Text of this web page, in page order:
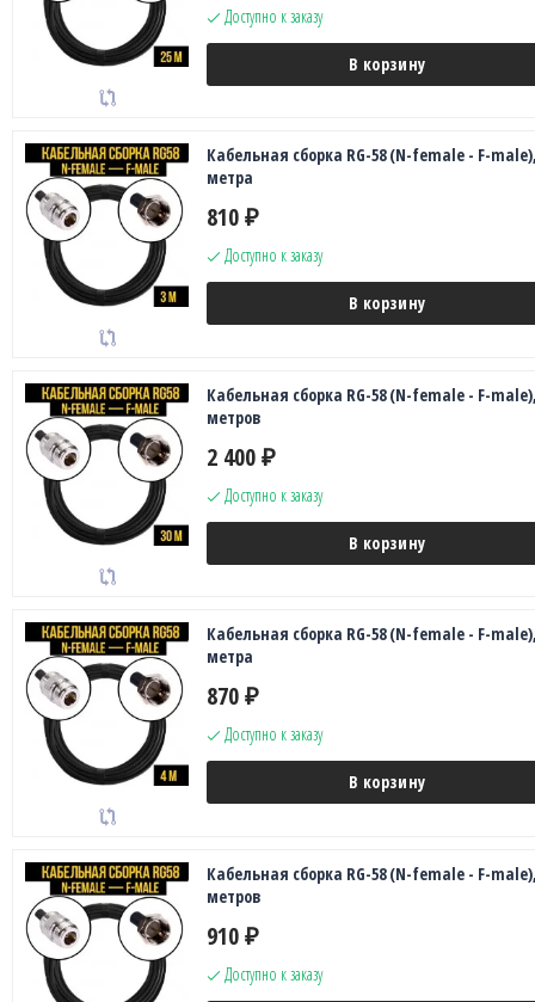
Доступно к заказу
В корзину
Кабельная сборка RG-58 (N-female - F-
метра
810 ₽
Доступно к заказу
В корзину
Кабельная сборка RG-58 (N-female - F-
метров
2 400 ₽
Доступно к заказу
В корзину
Кабельная сборка RG-58 (N-female - F-
метра
870 ₽
Доступно к заказу
В корзину
Кабельная сборка RG-58 (N-female - F-
метров
910 ₽
Доступно к заказу